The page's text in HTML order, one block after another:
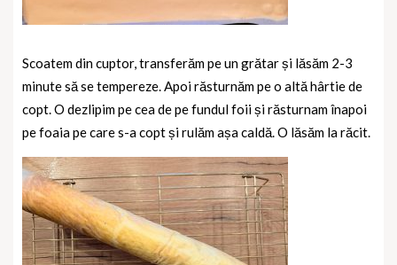
Scoatem din cuptor, transferăm pe un grătar și lăsăm 2-3
minute să se tempereze. Apoi răsturnăm pe o altă hârtie de
copt. O dezlipim pe cea de pe fundul foii și răsturnam înapoi
pe foaia pe care s-a copt și rulăm așa caldă. O lăsăm la răcit.